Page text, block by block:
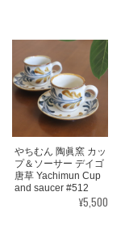
やちむん 陶眞窯 カッ
プ＆ソーサー デイゴ
唐草 Yachimun Cup
and saucer #512
¥5,500